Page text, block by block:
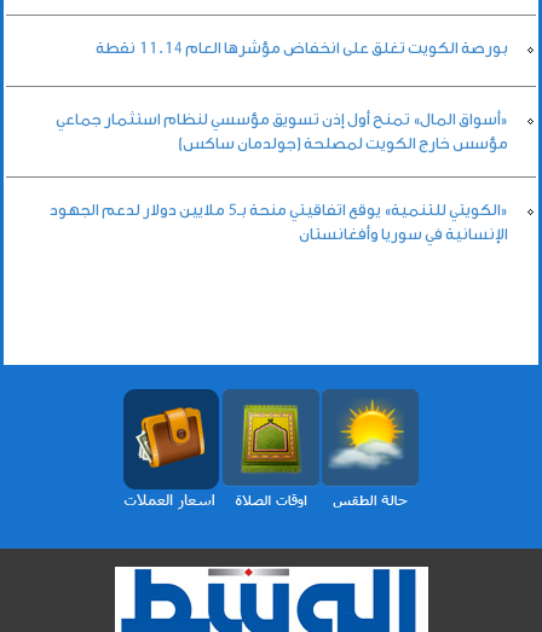
بورصة الكويت تغلق على انخفاض مؤشرها العام 11.14 نقطة
«أسواق المال» تمنح أول إذن تسويق مؤسسي لنظام استثمار جماعي
مؤسس خارج الكويت لمصلحة (جولدمان ساكس)
«الكويتي للتنمية» يوقع اتفاقيتي منحة بـ5 ملايين دولار لدعم الجهود
الإنسانية في سوريا وأفغانستان